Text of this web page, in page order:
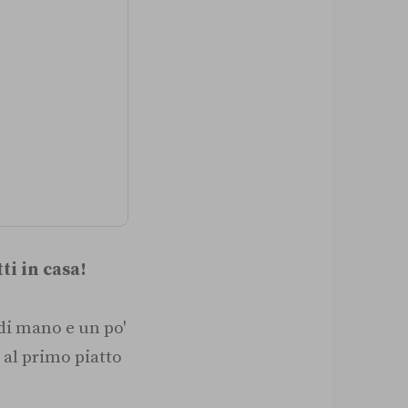
in casa!
mano e un po'
al primo piatto